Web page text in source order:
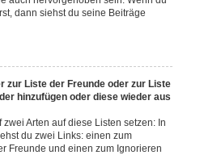
dann siehst du seine Beiträge
zur Liste der Freunde oder zur Liste
hinzufügen oder diese wieder aus
zwei Arten auf diese Listen setzen: In
du zwei Links: einen zum
Freunde und einen zum Ignorieren